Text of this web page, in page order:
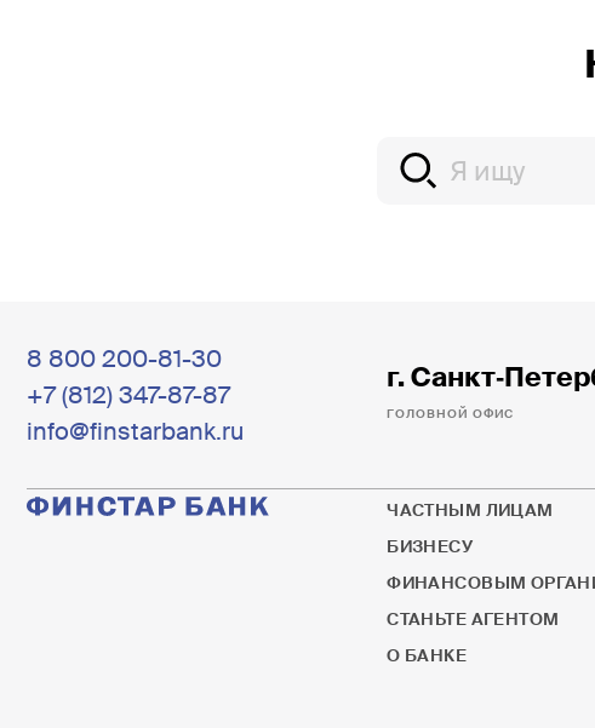
8 800 200-81-30
+7 (812) 347-87-87
info@finstarbank.ru
г.
ГОЛОВНОЙ ОФИС
ЧАСТНЫМ ЛИЦАМ
БИЗНЕСУ
ФИНАНСОВЫМ
СТАНЬТЕ АГЕНТОМ
О БАНКЕ